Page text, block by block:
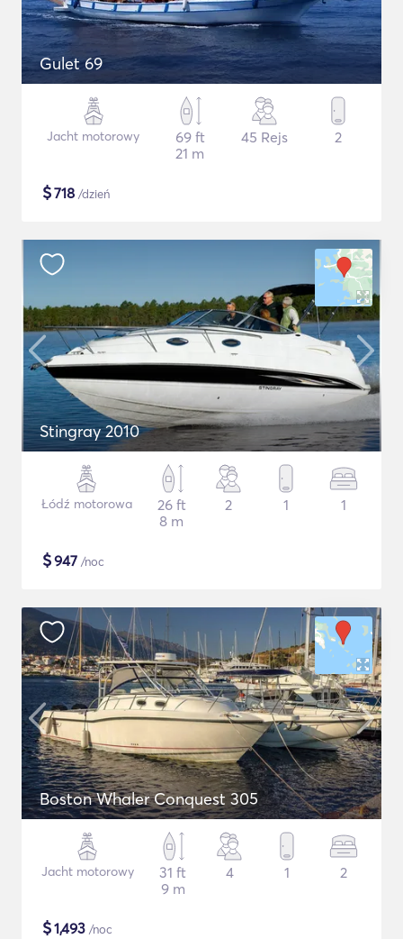
Gulet 69
Jacht motorowy
69 ft
21 m
45 Rejs 2
$718 /dzień
Stingray 2010
Łódź motorowa
26 ft
8 m
2 1 1
$947 /noc
Boston Whaler Conquest 305
Jacht motorowy
31 ft
9 m
4 1 2
$1,493 /noc